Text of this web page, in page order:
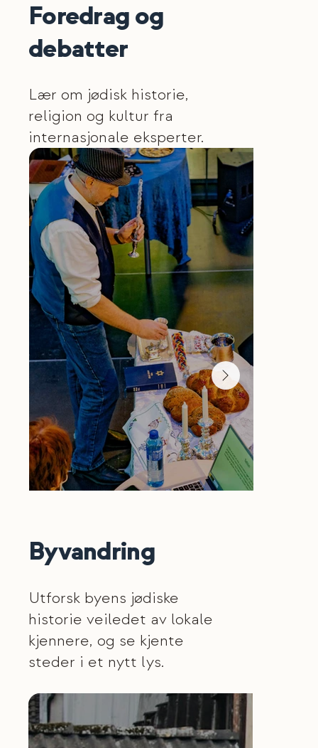
Foredrag og
debatter
Lær om jødisk historie,
religion og kultur fra
internasjonale eksperter.
Byvandring
Utforsk byens jødiske
historie veiledet av lokale
kjennere, og se kjente
steder i et nytt lys.